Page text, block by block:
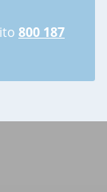
800 187